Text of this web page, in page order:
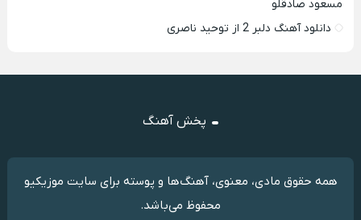
مسعود صادقلو
دانلود آهنگ دلبر 2 از توحید ناصری
پخش آهنگ
همه حقوق مادی، معنوی، آهنگ‌ها و پوسته برای سایت موزیکیو
محفوظ می‌باشد.